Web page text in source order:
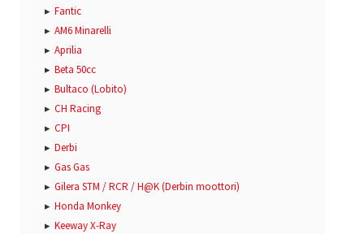
Fantic
AM6 Minarelli
Aprilia
Beta 50cc
Bultaco (Lobito)
CH Racing
CPI
Derbi
Gas Gas
Gilera STM / RCR / H@K (Derbin moottori)
Honda Monkey
Keeway X-Ray